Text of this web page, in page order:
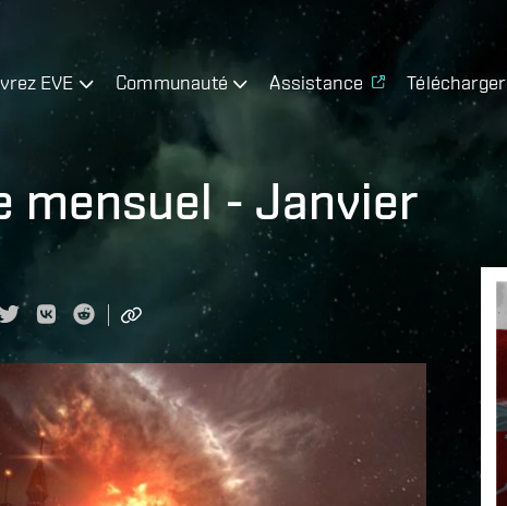
EVE Communauté Assistance Télécharger
mensuel - Janvier